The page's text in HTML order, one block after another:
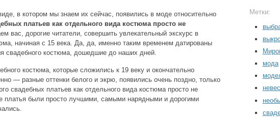
в котором мы знаем их сейчас, появились в моде относительно
платьев как отдельного вида костюма просто не
вас, дорогие читатели, совершить увлекательный экскурс в
начиная с 15 века. Да, да, именно таким временем датированы
свадебного костюма, дошедшие до наших дней.
костюма, которые сложились к 19 веку и окончательно
— разные оттенки белого и экрю, появились очень поздно, только
свадебных платьев как отдельного вида костюма просто не
платья были просто лучшими, самыми нарядными и дорогими
Метки:
мода